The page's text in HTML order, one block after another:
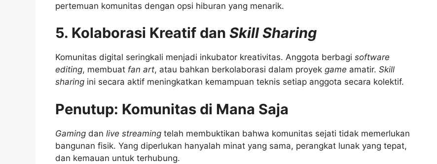
pertemuan komunitas dengan opsi hiburan yang menarik.
5. Kolaborasi Kreatif dan Skill Sharing
Komunitas digital seringkali menjadi inkubator kreativitas. Anggota berbagi software
editing, membuat fan art, atau bahkan berkolaborasi dalam proyek game amatir. Skill
sharing ini secara aktif meningkatkan kemampuan teknis setiap anggota secara kolektif.
Penutup: Komunitas di Mana Saja
Gaming dan live streaming telah membuktikan bahwa komunitas sejati tidak memerlukan
bangunan fisik. Yang diperlukan hanyalah minat yang sama, perangkat lunak yang tepat,
dan kemauan untuk terhubung.